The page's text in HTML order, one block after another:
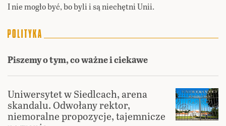
I nie mogło być, bo byli i są niechętni Unii.
Piszemy o tym, co ważne i ciekawe
Uniwersytet w Siedlcach, arena
skandalu. Odwołany rektor,
niemoralne propozycje, tajemnicze